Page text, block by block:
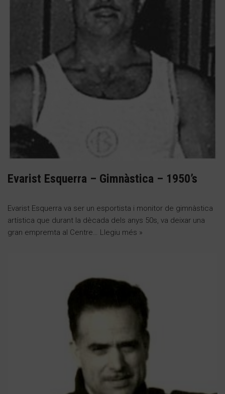
Evarist Esquerra – Gimnàstica – 1950’s
Evarist Esquerra va ser un esportista i monitor de gimnàstica
artística que durant la dècada dels anys 50s, va deixar una
gran empremta al Centre… Llegiu més »